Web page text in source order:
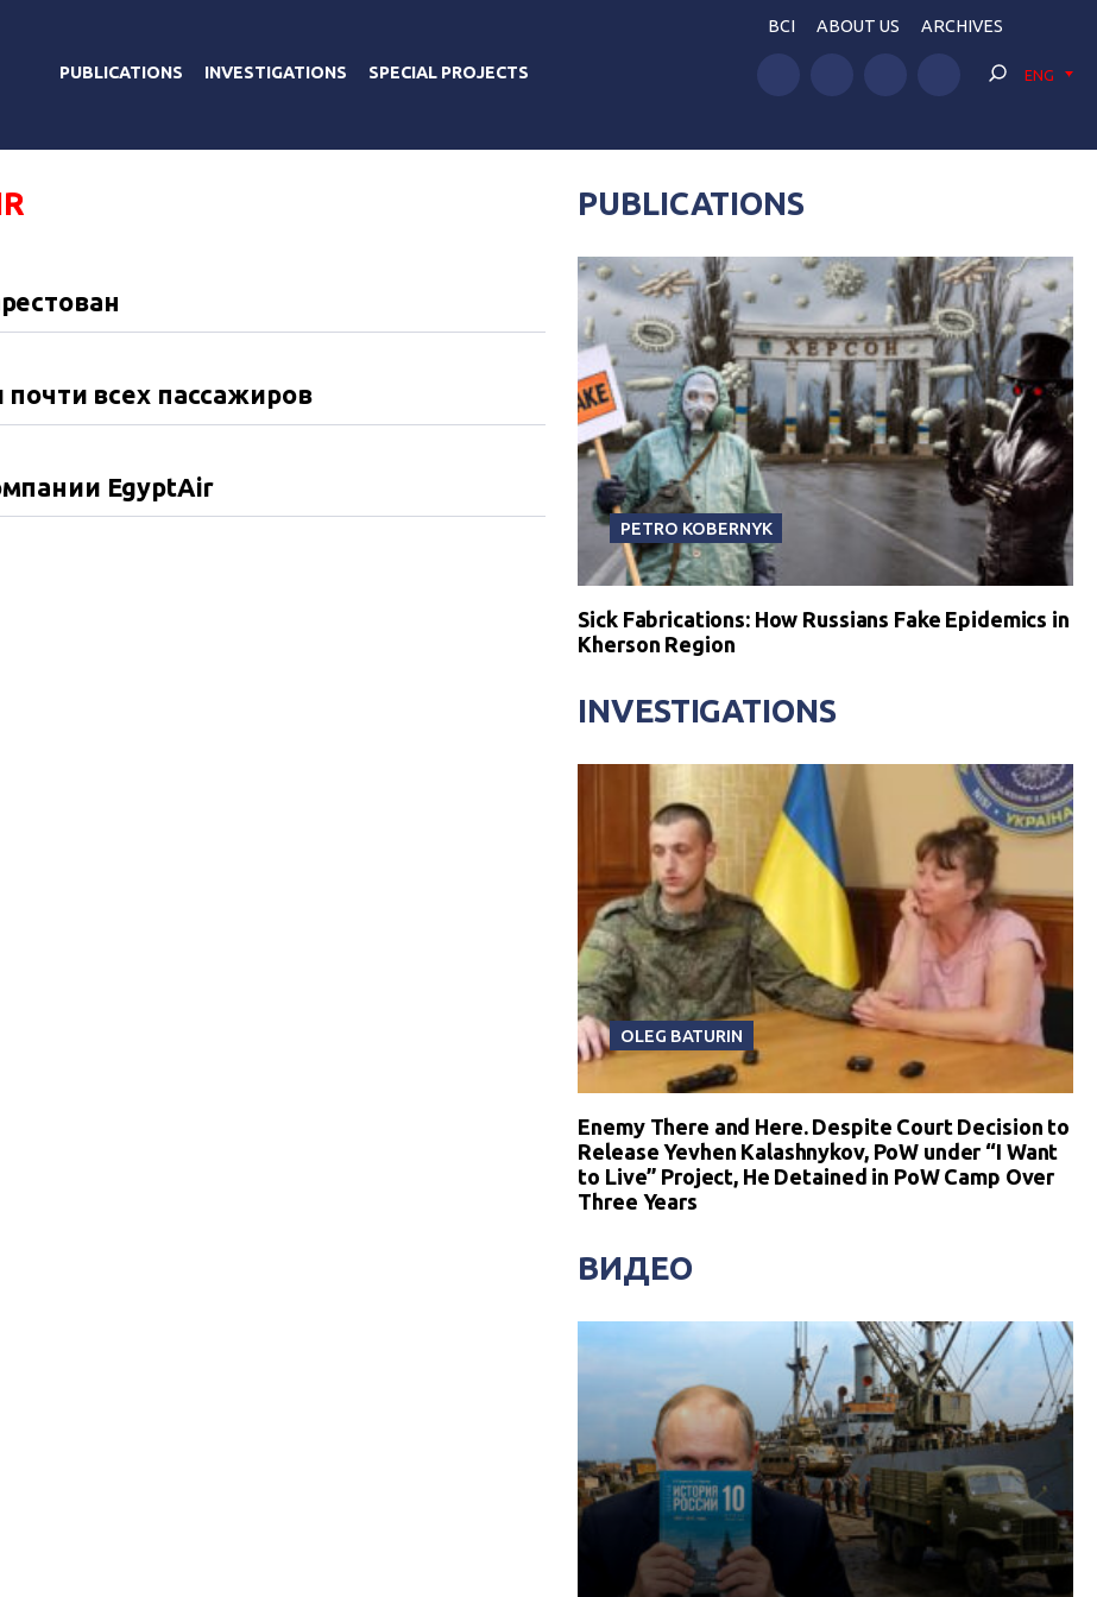
PUBLICATIONS INVESTIGATIONS SPECIAL PROJECTS
BCI ABOUT US ARCHIVES
ENG
всех пассажиров
EgyptAir
PUBLICATIONS
PETRO KOBERNYK
Sick Fabrications: How Russians Fake Epidemics in
Kherson Region
INVESTIGATIONS
OLEG BATURIN
Enemy There and Here. Despite Court Decision to
Release Yevhen Kalashnykov, PoW under “I Want
to Live” Project, He Detained in PoW Camp Over
Three Years
ВИДЕО